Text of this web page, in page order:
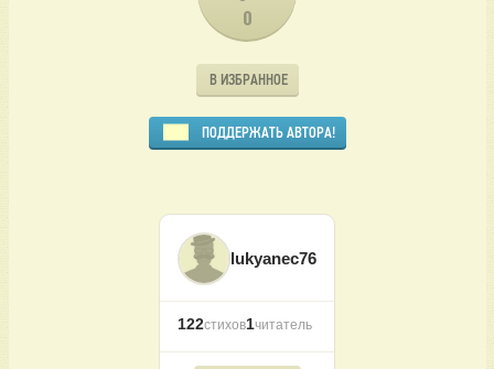
0
В ИЗБРАННОЕ
ПОДДЕРЖАТЬ АВТОРА!
lukyanec76
122стихов1читатель